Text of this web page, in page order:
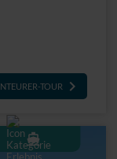
TOURkeyboard_arrow_right
directions_boat